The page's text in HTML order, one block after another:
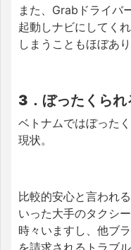
また、Grabドライバ
起動しナビにしてく
しまうこともほぼあり
3．ぼったくられ
ベトナムではぼった
現状。
比較的安心と言われる
いった大手のタクシ
時々います し、他ブ
を請求されるトラブ